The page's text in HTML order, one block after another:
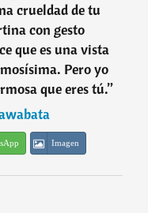
crueldad de tu
con gesto
que es una vista
Pero yo
que eres tú.”
Imagen